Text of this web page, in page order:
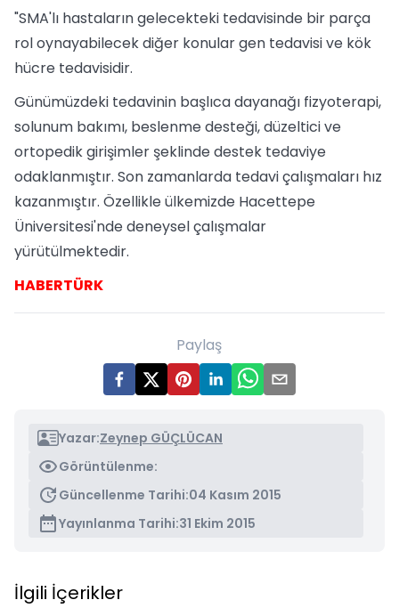
"SMA'lı hastaların gelecekteki tedavisinde bir parça
rol oynayabilecek diğer konular gen tedavisi ve kök
hücre tedavisidir.
Günümüzdeki tedavinin başlıca dayanağı fizyoterapi,
solunum bakımı, beslenme desteği, düzeltici ve
ortopedik girişimler şeklinde destek tedaviye
odaklanmıştır. Son zamanlarda tedavi çalışmaları hız
kazanmıştır. Özellikle ülkemizde Hacettepe
Üniversitesi'nde deneysel çalışmalar
yürütülmektedir.
HABERTÜRK
Paylaş
Yazar:Zeynep GÜÇLÜCAN
Görüntülenme:
Güncellenme Tarihi:04 Kasım 2015
Yayınlanma Tarihi:31 Ekim 2015
İlgili İçerikler